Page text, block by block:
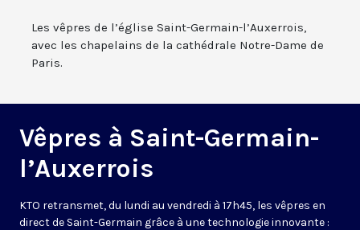
Les vêpres de l’église Saint-Germain-l’Auxerrois,
avec les chapelains de la cathédrale Notre-Dame de
Paris.
Vêpres à Saint-Germain-
l’Auxerrois
KTO retransmet, du lundi au vendredi à 17h45, les vêpres en
direct de Saint-Germain grâce à une technologie innovante :